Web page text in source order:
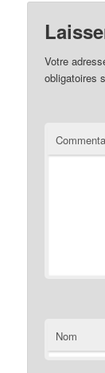
Votre
obligatoires
Nom